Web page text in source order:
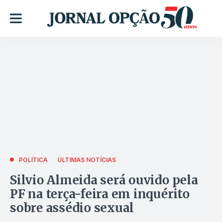
POLÍTICA ÚLTIMAS NOTÍCIAS
Silvio Almeida será ouvido pela
PF na terça-feira em inquérito
sobre assédio sexual